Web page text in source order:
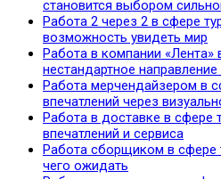
становится выбором
Работа 2 через 2 в сфере
возможность увидеть мир
Работа в компании «Лента»
нестандартное
Работа мерчендайзером в
впечатлений через
Работа в доставке в сфере
впечатлений и сервиса
Работа сборщиком в сфере
чего ожидать